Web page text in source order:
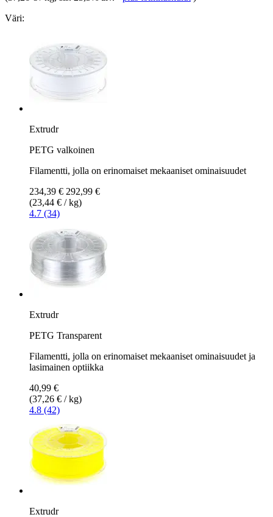
Väri:
Extrudr
PETG valkoinen
Filamentti, jolla on erinomaiset mekaaniset ominaisuudet
234,39 € 292,99 €
(23,44 € / kg)
4.7 (34)
Extrudr
PETG Transparent
Filamentti, jolla on erinomaiset mekaaniset ominaisuudet ja
lasimainen optiikka
40,99 €
(37,26 € / kg)
4.8 (42)
Extrudr